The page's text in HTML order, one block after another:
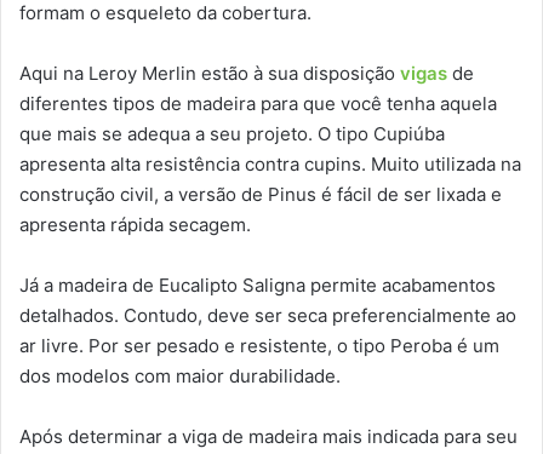
formam o esqueleto da cobertura.
Aqui na Leroy Merlin estão à sua disposição vigas de
diferentes tipos de madeira para que você tenha aquela
que mais se adequa a seu projeto. O tipo Cupiúba
apresenta alta resistência contra cupins. Muito utilizada na
construção civil, a versão de Pinus é fácil de ser lixada e
apresenta rápida secagem.
Já a madeira de Eucalipto Saligna permite acabamentos
detalhados. Contudo, deve ser seca preferencialmente ao
ar livre. Por ser pesado e resistente, o tipo Peroba é um
dos modelos com maior durabilidade.
Após determinar a viga de madeira mais indicada para seu